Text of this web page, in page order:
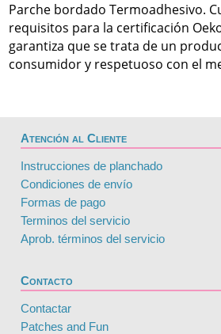
Parche bordado Termoadhesivo.
requisitos para la certificación
garantiza que se trata de un
consumidor y respetuoso con el
Atención al Cliente
Instrucciones de planchado
Condiciones de envío
Formas de pago
Terminos del servicio
Aprob. términos del servicio
Contacto
Contactar
Patches and Fun